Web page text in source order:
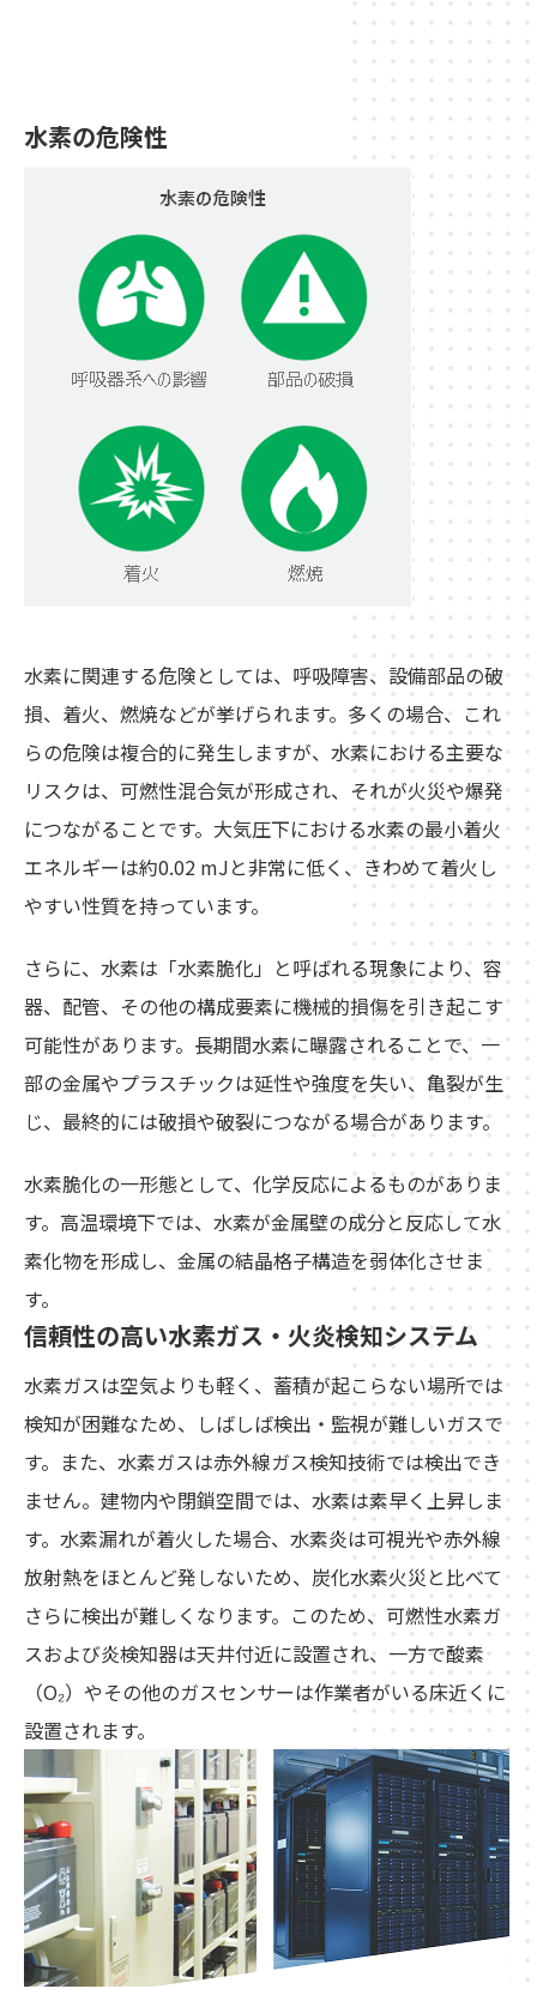
水素の危険性
水素に関連する危険としては、呼吸障害、設備部品の破
損、着火、燃焼などが挙げられます。多くの場合、これ
らの危険は複合的に発生しますが、水素における主要な
リスクは、可燃性混合気が形成され、それが火災や爆発
につながることです。大気圧下における水素の最小着火
エネルギーは約0.02 mJと非常に低く、きわめて着火し
やすい性質を持っています。
さらに、水素は「水素脆化」と呼ばれる現象により、容
器、配管、その他の構成要素に機械的損傷を引き起こす
可能性があります。長期間水素に曝露されることで、一
部の金属やプラスチックは延性や強度を失い、亀裂が生
じ、最終的には破損や破裂につながる場合があります。
水素脆化の一形態として、化学反応によるものがありま
す。高温環境下では、水素が金属壁の成分と反応して水
素化物を形成し、金属の結晶格子構造を弱体化させま
す。
信頼性の高い水素ガス・火炎検知システム
水素ガスは空気よりも軽く、蓄積が起こらない場所では
検知が困難なため、しばしば検出・監視が難しいガスで
す。また、水素ガスは赤外線ガス検知技術では検出でき
ません。建物内や閉鎖空間では、水素は素早く上昇しま
す。水素漏れが着火した場合、水素炎は可視光や赤外線
放射熱をほとんど発しないため、炭化水素火災と比べて
さらに検出が難しくなります。このため、可燃性水素ガ
スおよび炎検知器は天井付近に設置され、一方で酸素
（O₂）やその他のガスセンサーは作業者がいる床近くに
設置されます。